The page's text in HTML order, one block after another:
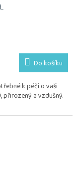
Do košíku
k péči o vaši
přirozený a vzdušný.